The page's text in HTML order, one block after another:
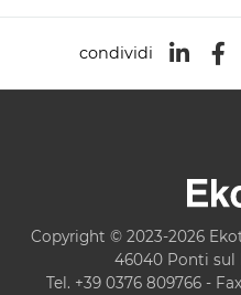
condividi
Copyright © 2023-2026
46040 Ponti sul
Tel. +39 0376 809766 -